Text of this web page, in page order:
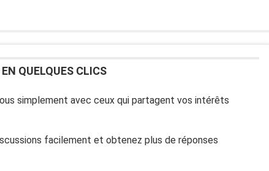
QUELQUES CLICS
simplement avec ceux qui partagent vos intérêts
facilement et obtenez plus de réponses